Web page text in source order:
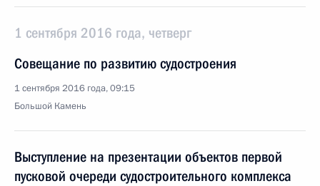
1 сентября 2016 года, четверг
Совещание по развитию судостроения
1 сентября 2016 года, 09:15
Большой Камень
Выступление на презентации объектов первой
пусковой очереди судостроительного комплекса